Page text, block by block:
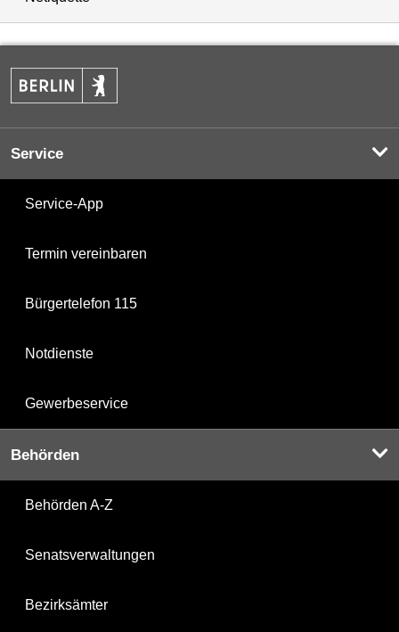
Service
Service-App
Termin vereinbaren
Bürgertelefon 115
Notdienste
Gewerbeservice
Behörden
Behörden A-Z
Senatsverwaltungen
Bezirksämter